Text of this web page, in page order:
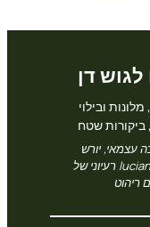
דן
ובילוי
עצמאי, יורש
רעיוני של luciano-int.co.il שנסגר. איננו ממשיכים את